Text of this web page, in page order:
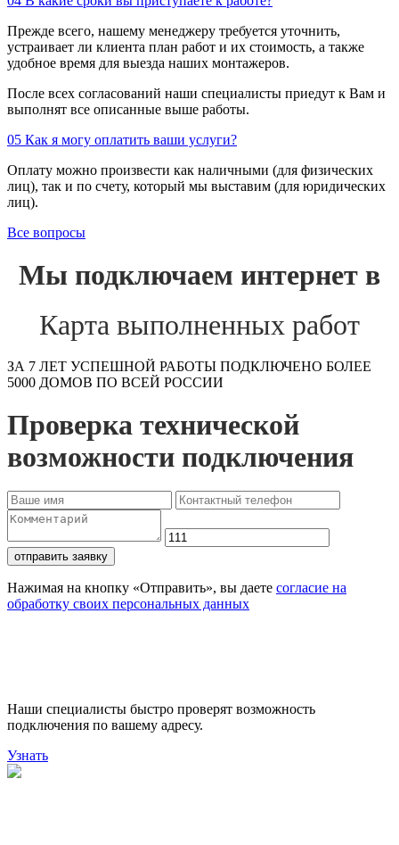
Прежде всего, нашему менеджеру требуется уточнить,
устраивает ли клиента план работ и их стоимость, а также
удобное время для выезда наших монтажеров.
После всех согласований наши специалисты приедут к Вам и
выполнят все описанные выше работы.
05 Как я могу оплатить ваши услуги?
Оплату можно произвести как наличными (для физических
лиц), так и по счету, который мы выставим (для юридических
лиц).
Все вопросы
Мы подключаем интернет в
Карта выполненных работ
ЗА 7 ЛЕТ УСПЕШНОЙ РАБОТЫ ПОДКЛЮЧЕНО БОЛЕЕ
5000 ДОМОВ ПО ВСЕЙ РОССИИ
Проверка технической
возможности подключения
отправить заявку
Нажимая на кнопку «Отправить», вы даете согласие на
обработку своих персональных данных
Наши специалисты быстро проверят возможность
подключения по вашему адресу.
Узнать